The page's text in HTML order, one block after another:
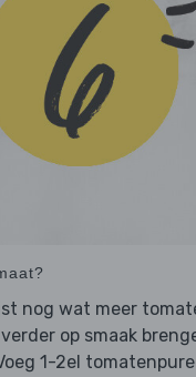
nog wat meer
op smaak
1-2el